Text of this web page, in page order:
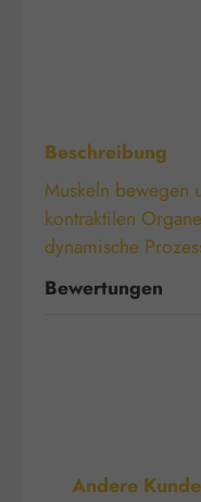
Beschreibung
Muskeln bewegen
kontraktilen
dynamische
Bewertungen
Produktgalerie
Andere